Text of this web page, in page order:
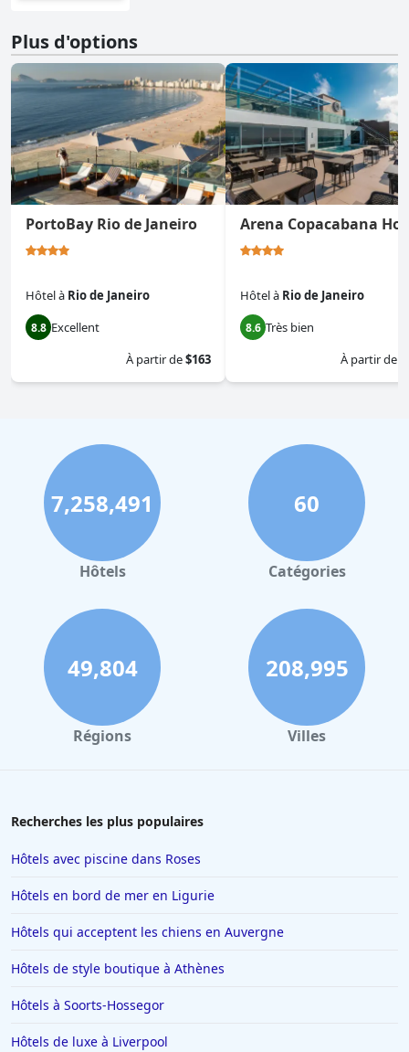
Plus d'options
PortoBay Rio de Janeiro
Hôtelà Rio de Janeiro
8.8 Excellent
À partir de$163
Arena Copacabana
Hôtelà Rio de Janeiro
8.6 Très bien
À partir de
7,258,491
Hôtels
60
Catégories
49,804
Régions
208,995
Villes
Recherches les plus populaires
Hôtels avec piscine dans Roses
Hôtels en bord de mer en Ligurie
Hôtels qui acceptent les chiens en Auvergne
Hôtels de style boutique à Athènes
Hôtels à Soorts-Hossegor
Hôtels de luxe à Liverpool